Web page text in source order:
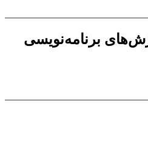
برنامه‌نویسی